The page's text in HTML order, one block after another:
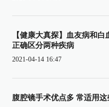
【健康大真探】血友病和
正确区分两种疾病
2021-04-14 16:47
腹腔镜手术优点多 常适用